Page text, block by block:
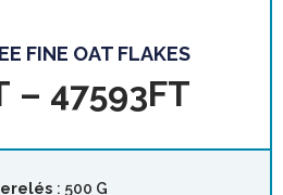
FINE OAT FLAKES
– 47593FT
: 500 G